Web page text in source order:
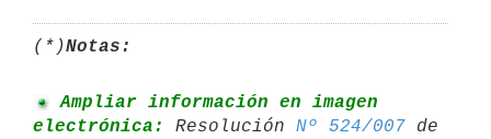
(*)Notas:
Ampliar información en imagen
electrónica:
Resolución Nº 524/007 de